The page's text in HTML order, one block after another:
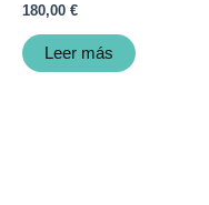
180,00 €
Leer más